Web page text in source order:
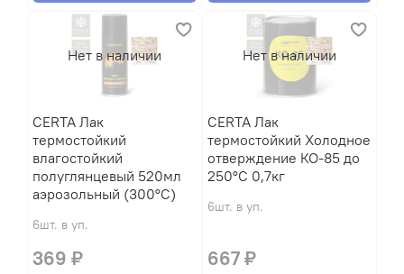
Нет в наличии
CERTA Лак
термостойкий
влагостойкий
полуглянцевый 520мл
аэрозольный (300°С)
6шт. в уп.
369 ₽
Нет в наличии
CERTA Лак
термостойкий Холодное
отверждение КО-85 до
250°С 0,7кг
6шт. в уп.
667 ₽